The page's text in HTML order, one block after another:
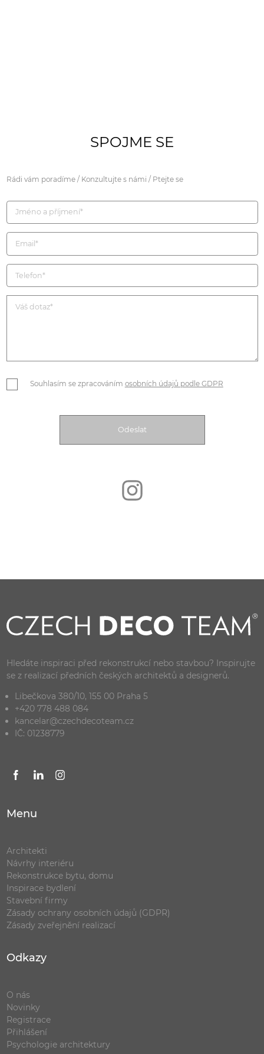
SPOJME SE
Rádi vám poradíme / Konzultujte s námi / Ptejte se
Souhlasím se zpracováním osobních údajů podle GDPR
Hledáte inspiraci před rekonstrukcí nebo stavbou? Inspirujte
se z realizací předních českých architektů a designerů.
Libečkova 380/10, 155 00 Praha 5
+420 778 488 084
kancelar@czechdecoteam.cz
IČ: 01238779
Menu
Architekti
Návrhy interiéru
Rekonstrukce bytu, domu
Inspirace bydlení
Stavební firmy
Zásady ochrany osobních údajů (GDPR)
Zásady zveřejnění realizací
Odkazy
O nás
Novinky
Registrace
Přihlášení
Psychologie architektury